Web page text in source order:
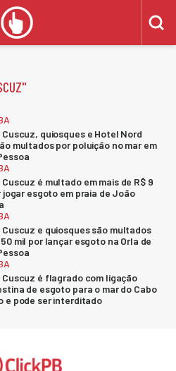
"
Cuscuz, quiosques e Hotel Nord
multados por poluição no mar em
Cuscuz é multado em mais de R$ 9
jogar esgoto em praia de João
Cuscuz e quiosques são multados
50 mil por lançar esgoto na Orla de
Cuscuz é flagrado com ligação
de esgoto para o mar do Cabo
e pode ser interditado